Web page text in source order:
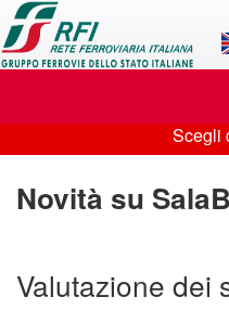
Applicazione
SalaBlu
Online
di
Rete
Ferroviaria
Scegli
dal
menu
Scegli
Novità su
Valutazione dei